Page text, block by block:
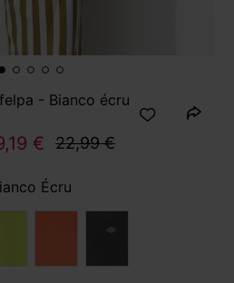
- Bianco écru
€ 22,99 €
Écru